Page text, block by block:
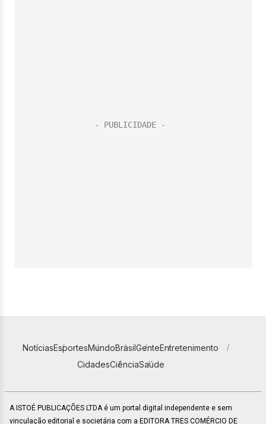
NotíciasEsportesMundoBrasilGenteEntretenimento
CidadesCiênciaSaúde
A ISTOÉ PUBLICAÇÕES LTDA é um portal digital independente e sem
vinculação editorial e societária com a EDITORA TRES COMÉRCIO DE